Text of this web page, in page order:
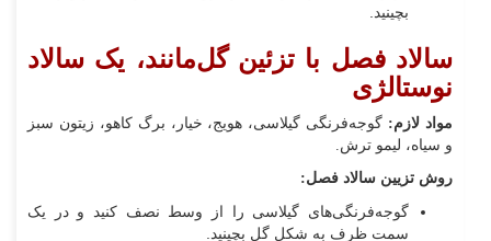
بچینید.
سالاد فصل با تزئین گل‌مانند، یک سالاد
نوستالژی
مواد لازم: گوجه‌فرنگی گیلاسی، هویج، خیار، برگ کاهو، زیتون سبز
و سیاه، لیمو ترش.
روش تزیین سالاد فصل:
گوجه‌فرنگی‌های گیلاسی را از وسط نصف کنید و در یک
سمت ظرف به شکل گل بچینید.